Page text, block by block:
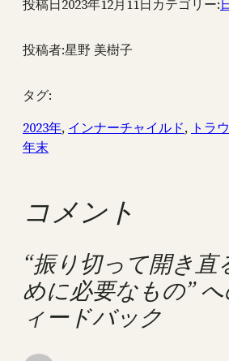
投稿日2023年12月11日カテゴリー:
投稿者:星野 美樹子
タグ:
2023年, インナーチャイルド, トラ
年末
コメント
“振り切って開き直
めに必要なもの”
ィードバック